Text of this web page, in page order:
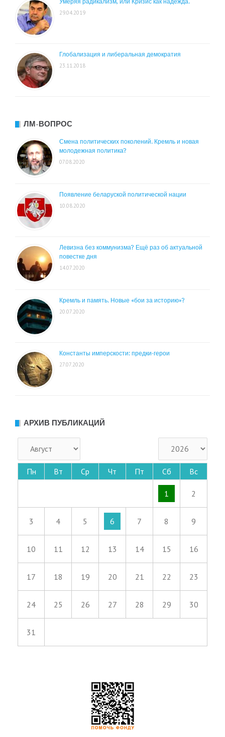
29.04.2019
Глобализация и либеральная демократия
23.11.2018
ЛМ-ВОПРОС
Смена политических поколений. Кремль и новая
молодежная политика?
07.08.2020
Появление беларуской политической нации
10.08.2020
Левизна без коммунизма? Ещё раз об актуальной
повестке дня
14.07.2020
Кремль и память. Новые «бои за историю»?
20.07.2020
Константы имперскости: предки-герои
27.07.2020
АРХИВ ПУБЛИКАЦИЙ
Пн Вт Ср Чт Пт Сб Вс
1 2
3 4 5 6 7 8 9
10 11 12 13 14 15 16
17 18 19 20 21 22 23
24 25 26 27 28 29 30
31